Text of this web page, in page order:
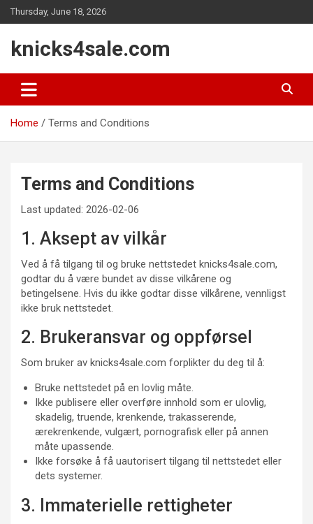
Skip
to
Thursday, June 18, 2026
knicks4sale.com
Home Terms and Conditions
Terms and Conditions
Last updated: 2026-02-06
1. Aksept av vilkår
Ved å få tilgang til og bruke nettstedet knicks4sale.com,
godtar du å være bundet av disse vilkårene og
betingelsene. Hvis du ikke godtar disse vilkårene, vennligst
ikke bruk nettstedet.
2. Brukeransvar og oppførsel
Som bruker av knicks4sale.com forplikter du deg til å:
Bruke nettstedet på en lovlig måte.
Ikke publisere eller overføre innhold som er ulovlig,
skadelig, truende, krenkende, trakasserende,
ærekrenkende, vulgært, pornografisk eller på annen
måte upassende.
Ikke forsøke å få uautorisert tilgang til nettstedet eller
dets systemer.
3. Immaterielle rettigheter